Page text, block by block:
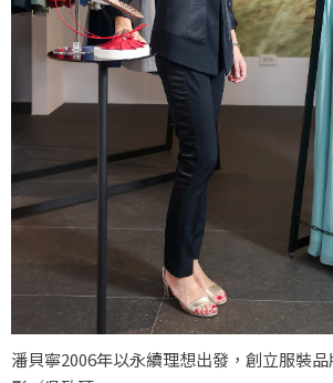
潘貝寧2006年以永續理想出發，創立服裝